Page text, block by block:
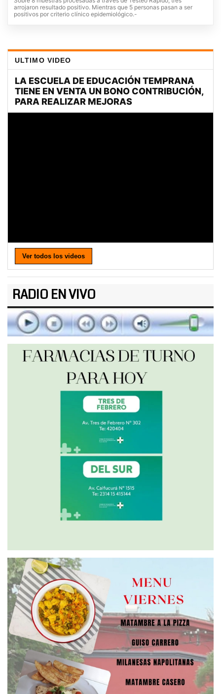
arrojaron resultado positivo. Mientras que 5 personas pasan a ser
positivos por criterio clínico epidemiológico.-
ULTIMO VIDEO
Ver todos los videos
RADIO EN VIVO